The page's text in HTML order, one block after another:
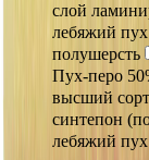
слой
лебяжий
полушерсть
Пух-перо
высший сорт
синтепон
лебяжий пух